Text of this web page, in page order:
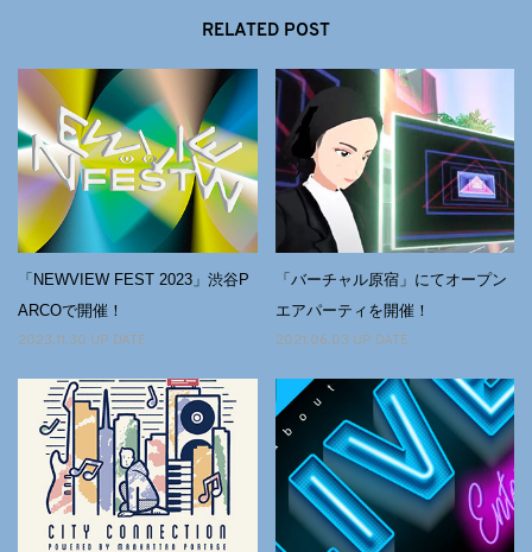
RELATED POST
「NEWVIEW FEST 2023」渋谷P
ARCOで開催！
2023.11.30 UP DATE
「バーチャル原宿」にてオープン
エアパーティを開催！
2021.06.03 UP DATE